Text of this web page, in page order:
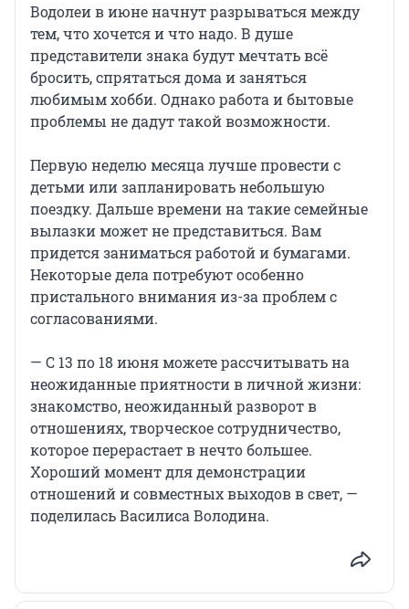
Водолеи в июне начнут разрываться между
тем, что хочется и что надо. В душе
представители знака будут мечтать всё
бросить, спрятаться дома и заняться
любимым хобби. Однако работа и бытовые
проблемы не дадут такой возможности.
Первую неделю месяца лучше провести с
детьми или запланировать небольшую
поездку. Дальше времени на такие семейные
вылазки может не представиться. Вам
придется заниматься работой и бумагами.
Некоторые дела потребуют особенно
пристального внимания из-за проблем с
согласованиями.
— С 13 по 18 июня можете рассчитывать на
неожиданные приятности в личной жизни:
знакомство, неожиданный разворот в
отношениях, творческое сотрудничество,
которое перерастает в нечто большее.
Хороший момент для демонстрации
отношений и совместных выходов в свет, —
поделилась Василиса Володина.